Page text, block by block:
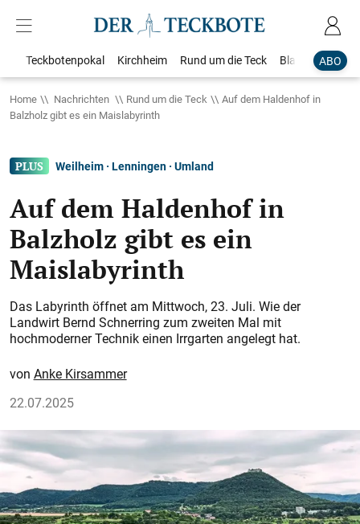
ABO
Teckbotenpokal Kirchheim Rund um die Teck Blaulicht
Home Nachrichten Rund um die Teck
Auf dem Haldenhof in
Balzholz gibt es ein Maislabyrinth
Weilheim · Lenningen · Umland
Auf dem Haldenhof in
Balzholz gibt es ein
Maislabyrinth
Das Labyrinth öffnet am Mittwoch, 23. Juli. Wie der
Landwirt Bernd Schnerring zum zweiten Mal mit
hochmoderner Technik einen Irrgarten angelegt hat.
Anke Kirsammer
22.07.2025